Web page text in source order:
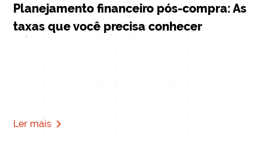
Planejamento financeiro pós-compra: As
taxas que você precisa conhecer
Ler mais navigate_next